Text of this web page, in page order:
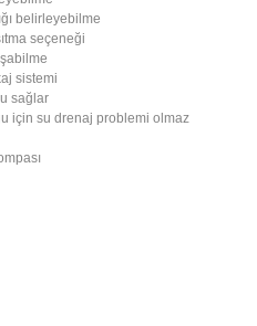
belirleyebilme
seçeneği
sistemi
sağlar
için su drenaj problemi olmaz